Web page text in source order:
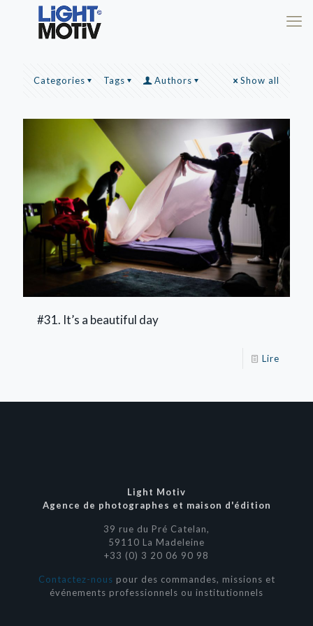
Categories Tags Authors Show all
#31. It’s a beautiful day
Lire
Light Motiv
Agence de photographes et maison d'édition
39 rue du Pré Catelan,
59110 La Madeleine
+33 (0) 3 20 06 90 98
Contactez-nous pour des commandes, missions et
événements professionnels ou institutionnels